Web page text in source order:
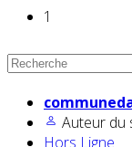
1
Auteur du
Hors Ligne